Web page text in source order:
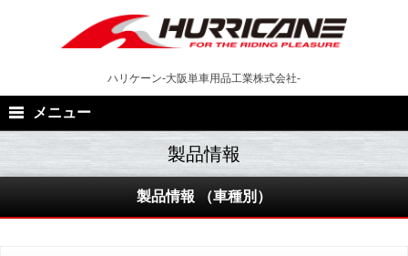
ハリケーン-大阪単車用品工業株式会社-
メニュー
製品情報 （車種別）